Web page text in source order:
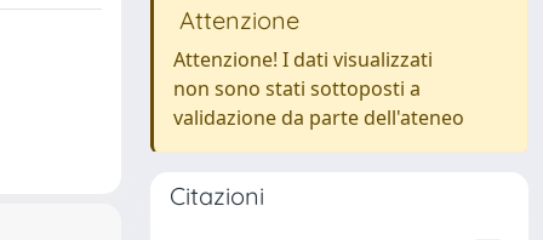
Attenzione
Attenzione! I dati visualizzati
non sono stati sottoposti a
validazione da parte dell'ateneo
Citazioni